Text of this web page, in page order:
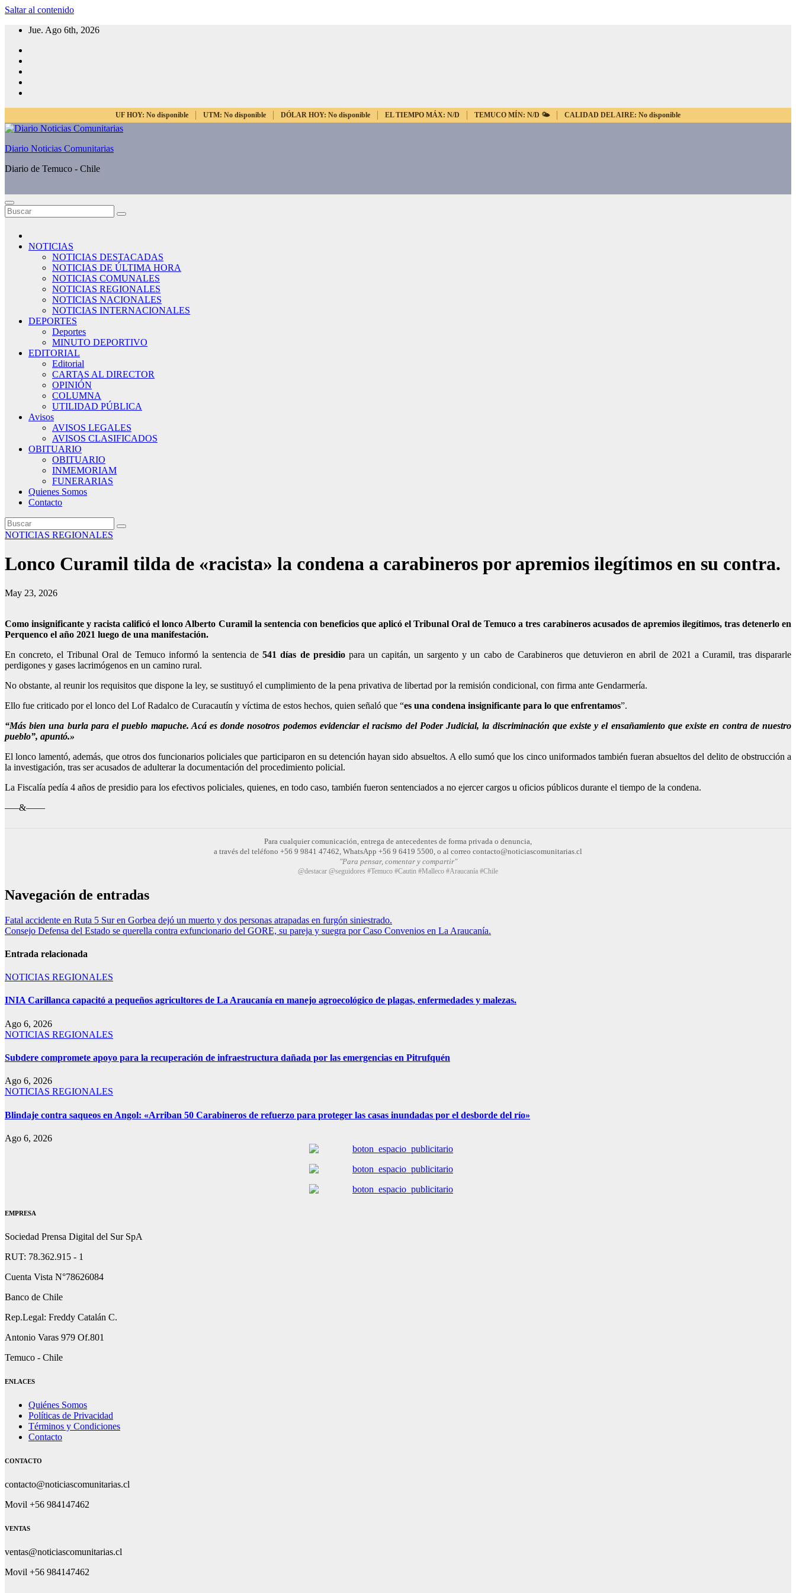
Saltar al contenido
Jue. Ago 6th, 2026
UF HOY: No disponible UTM: No disponible DÓLAR HOY: No disponible EL TIEMPO MÁX: N/D TEMUCO MÍN: N/D 🌤️ CALIDAD DEL AIRE: No disponible
Diario Noticias Comunitarias
Diario de Temuco - Chile
NOTICIAS
NOTICIAS DESTACADAS
NOTICIAS DE ÚLTIMA HORA
NOTICIAS COMUNALES
NOTICIAS REGIONALES
NOTICIAS NACIONALES
NOTICIAS INTERNACIONALES
DEPORTES
Deportes
MINUTO DEPORTIVO
EDITORIAL
Editorial
CARTAS AL DIRECTOR
OPINIÓN
COLUMNA
UTILIDAD PÚBLICA
Avisos
AVISOS LEGALES
AVISOS CLASIFICADOS
OBITUARIO
OBITUARIO
INMEMORIAM
FUNERARIAS
Quienes Somos
Contacto
NOTICIAS REGIONALES
Lonco Curamil tilda de «racista» la condena a carabineros por apremios ilegítimos en su contra.
May 23, 2026
Como insignificante y racista calificó el lonco Alberto Curamil la sentencia con beneficios que aplicó el Tribunal Oral de Temuco a tres carabineros acusados de apremios ilegítimos, tras detenerlo en
Perquenco el año 2021 luego de una manifestación.
En concreto, el Tribunal Oral de Temuco informó la sentencia de541 días de presidiopara un capitán, un sargento y un cabo de Carabineros que detuvieron en abril de 2021 a Curamil, tras dispararle
perdigones y gases lacrimógenos en un camino rural.
No obstante, al reunir los requisitos que dispone la ley, se sustituyó el cumplimiento de la pena privativa de libertad por la remisión condicional, con firma ante Gendarmería.
Ello fue criticado por el lonco del Lof Radalco de Curacautín y víctima de estos hechos, quien señaló que “es una condena insignificante para lo que enfrentamos”.
“Más bien una burla para el pueblo mapuche. Acá es donde nosotros podemos evidenciar el racismo del Poder Judicial, la discriminación que existe y el ensañamiento que existe en contra de nuestro
pueblo”, apuntó.»
El lonco lamentó, además, que otros dos funcionarios policiales que participaron en su detención hayan sido absueltos. A ello sumó que los cinco uniformados también fueran absueltos del delito de obstrucción a
la investigación, tras ser acusados de adulterar la documentación del procedimiento policial.
La Fiscalía pedía 4 años de presidio para los efectivos policiales, quienes, en todo caso, también fueron sentenciados a no ejercer cargos u oficios públicos durante el tiempo de la condena.
—–&——
Para cualquier comunicación, entrega de antecedentes de forma privada o denuncia,
a través del teléfono +56 9 9841 47462, WhatsApp +56 9 6419 5500, o al correo contacto@noticiascomunitarias.cl
"Para pensar, comentar y compartir"
@destacar @seguidores #Temuco #Cautin #Malleco #Araucanía #Chile
Navegación de entradas
Fatal accidente en Ruta 5 Sur en Gorbea dejó un muerto y dos personas atrapadas en furgón siniestrado.
Consejo Defensa del Estado se querella contra exfuncionario del GORE, su pareja y suegra por Caso Convenios en La Araucanía.
Entrada relacionada
NOTICIAS REGIONALES
INIA Carillanca capacitó a pequeños agricultores de La Araucanía en manejo agroecológico de plagas, enfermedades y malezas.
Ago 6, 2026
NOTICIAS REGIONALES
Subdere compromete apoyo para la recuperación de infraestructura dañada por las emergencias en Pitrufquén
Ago 6, 2026
NOTICIAS REGIONALES
Blindaje contra saqueos en Angol: «Arriban 50 Carabineros de refuerzo para proteger las casas inundadas por el desborde del río»
Ago 6, 2026
EMPRESA
Sociedad Prensa Digital del Sur SpA
RUT: 78.362.915 - 1
Cuenta Vista N°78626084
Banco de Chile
Rep.Legal: Freddy Catalán C.
Antonio Varas 979 Of.801
Temuco - Chile
ENLACES
Quiénes Somos
Políticas de Privacidad
Términos y Condiciones
Contacto
CONTACTO
contacto@noticiascomunitarias.cl
Movil +56 984147462
VENTAS
ventas@noticiascomunitarias.cl
Movil +56 984147462